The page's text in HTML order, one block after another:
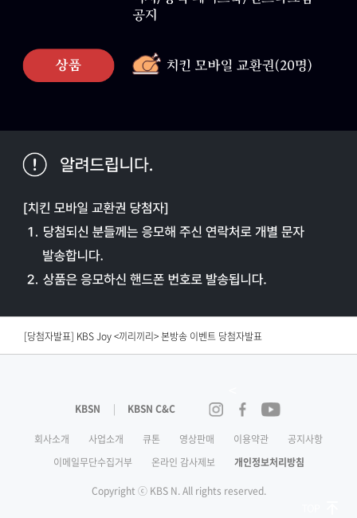
[편성공지] KBS N SPORTS <2026 KBO리그> 경기 중단안내
[당첨자발표] KBS Joy <끼리끼리> 본방송 이벤트 당첨자발표​
[당첨자발표] KBS Drama <결혼의 완성> 시청인증 이벤트 당첨자 발표
[당첨자발표] <닥치고 한일전> 2회 본방송 이벤트 당첨자 발표
[당첨자발표] <닥치고 한일전> 첫방송 이벤트 당첨자발표
[편성공지] KBS Joy <괴담노트 시즌2> 휴방안내
KBSN KBSN C&C 인스타그램페이스북유튜브
회사소개
사업소개 큐톤 영상판매 이용약관
공지사항
이메일무단수집거부
온라인 감사제보
개인정보처리방침
Copyright ⓒ KBS N. All rights reserved.